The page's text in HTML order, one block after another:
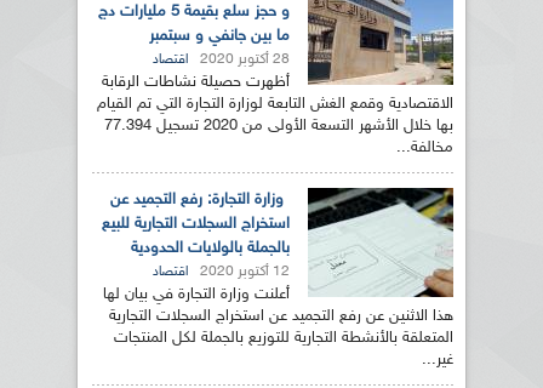
و حجز سلع بقيمة 5 مليارات دج
ما بين جانفي و سبتمبر
28 أكتوبر 2020 اقتصاد
أظهرت حصيلة نشاطات الرقابة
الاقتصادية وقمع الغش التابعة لوزارة التجارة التي تم القيام
بها خلال الأشهر التسعة الأولى من 2020 تسجيل 77.394
مخالفة...
وزارة التجارة: رفع التجميد عن
استخراج السجلات التجارية للبيع
بالجملة بالولايات الحدودية
12 أكتوبر 2020 اقتصاد
أعلنت وزارة التجارة في بيان لها
هذا الاثنين عن رفع التجميد عن استخراج السجلات التجارية
المتعلقة بالأنشطة التجارية للتوزيع بالجملة لكل المنتجات
غير...